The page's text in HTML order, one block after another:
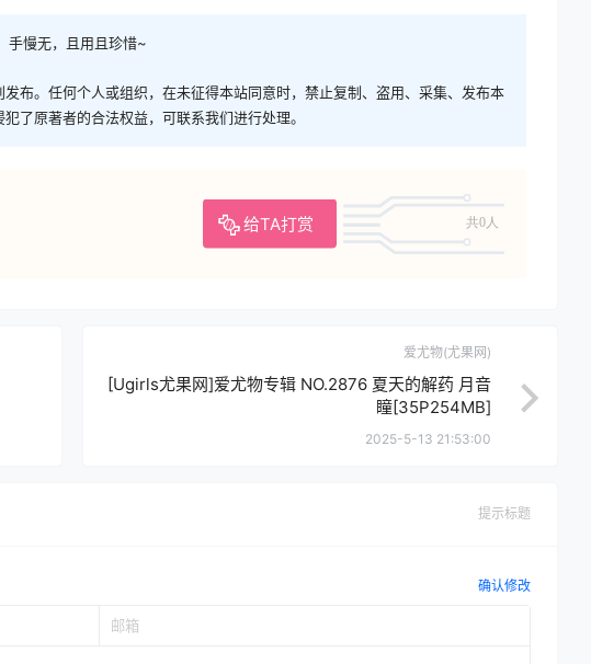
手慢无，且用且珍惜~
布。任何个人或组织，在未征得本站同意时，禁止复制、盗用、采集、发布本
了原著者的合法权益，可联系我们进行处理。
给TA打赏 共0人
爱尤物(尤果网)
[Ugirls尤果网]爱尤物专辑 NO.2876 夏天的解药 月音
瞳[35P254MB]
2025-5-13 21:53:00
提示标题
确认修改